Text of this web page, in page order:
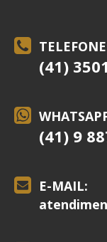
(41)
(41) 9
E-MAIL: